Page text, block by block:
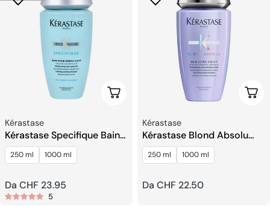
Scegli Le Opzioni
Venditore:
Kérastase
Kérastase Specifique Bain
Riche Dermo Calm
Shampoo
250 ml 1000 ml
Prezzo
regolare
Da CHF 23.95
5
Venditore:
Kérastase
Kérastase Blond Absolu
Bain Ultra Violet Shampoo
250 ml 1000 ml
Prezzo
Da CHF 22.50